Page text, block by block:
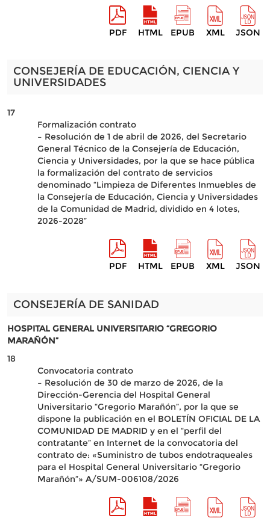
PDF HTML EPUB XML JSON
CONSEJERÍA DE EDUCACIÓN, CIENCIA Y
UNIVERSIDADES
17
Formalización contrato
– Resolución de 1 de abril de 2026, del Secretario
General Técnico de la Consejería de Educación,
Ciencia y Universidades, por la que se hace pública
la formalización del contrato de servicios
denominado “Limpieza de Diferentes Inmuebles de
la Consejería de Educación, Ciencia y Universidades
de la Comunidad de Madrid, dividido en 4 lotes,
2026-2028”
PDF HTML EPUB XML JSON
CONSEJERÍA DE SANIDAD
HOSPITAL GENERAL UNIVERSITARIO “GREGORIO
MARAÑÓN”
18
Convocatoria contrato
– Resolución de 30 de marzo de 2026, de la
Dirección-Gerencia del Hospital General
Universitario “Gregorio Marañón”, por la que se
dispone la publicación en el BOLETÍN OFICIAL DE LA
COMUNIDAD DE MADRID y en el “perfil del
contratante” en Internet de la convocatoria del
contrato de: «Suministro de tubos endotraqueales
para el Hospital General Universitario “Gregorio
Marañón”» A/SUM-006108/2026